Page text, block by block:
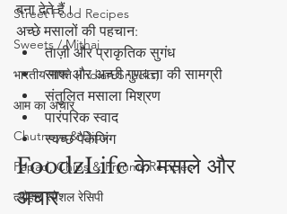
Street Food Recipes
Sweets / Mithai
भारतीय नाश्ते (Indian Snacks)
आम का अचार
Chutneys & Dips
Papad, Chips & Fryums Recipes
त्यौहार स्पेशल रेसिपी
बना देते हैं।
अच्छे मसालों की पहचान:
ताज़ी और प्राकृतिक सुगंध
साफ और अच्छी गुणवत्ता की सामग्री
संतुलित मसाला मिश्रण
पारंपरिक स्वाद
स्वच्छ पैकेजिंग
FoodzLife के मसाले और
अचार